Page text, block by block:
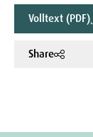
Volltext (PDF)
Share